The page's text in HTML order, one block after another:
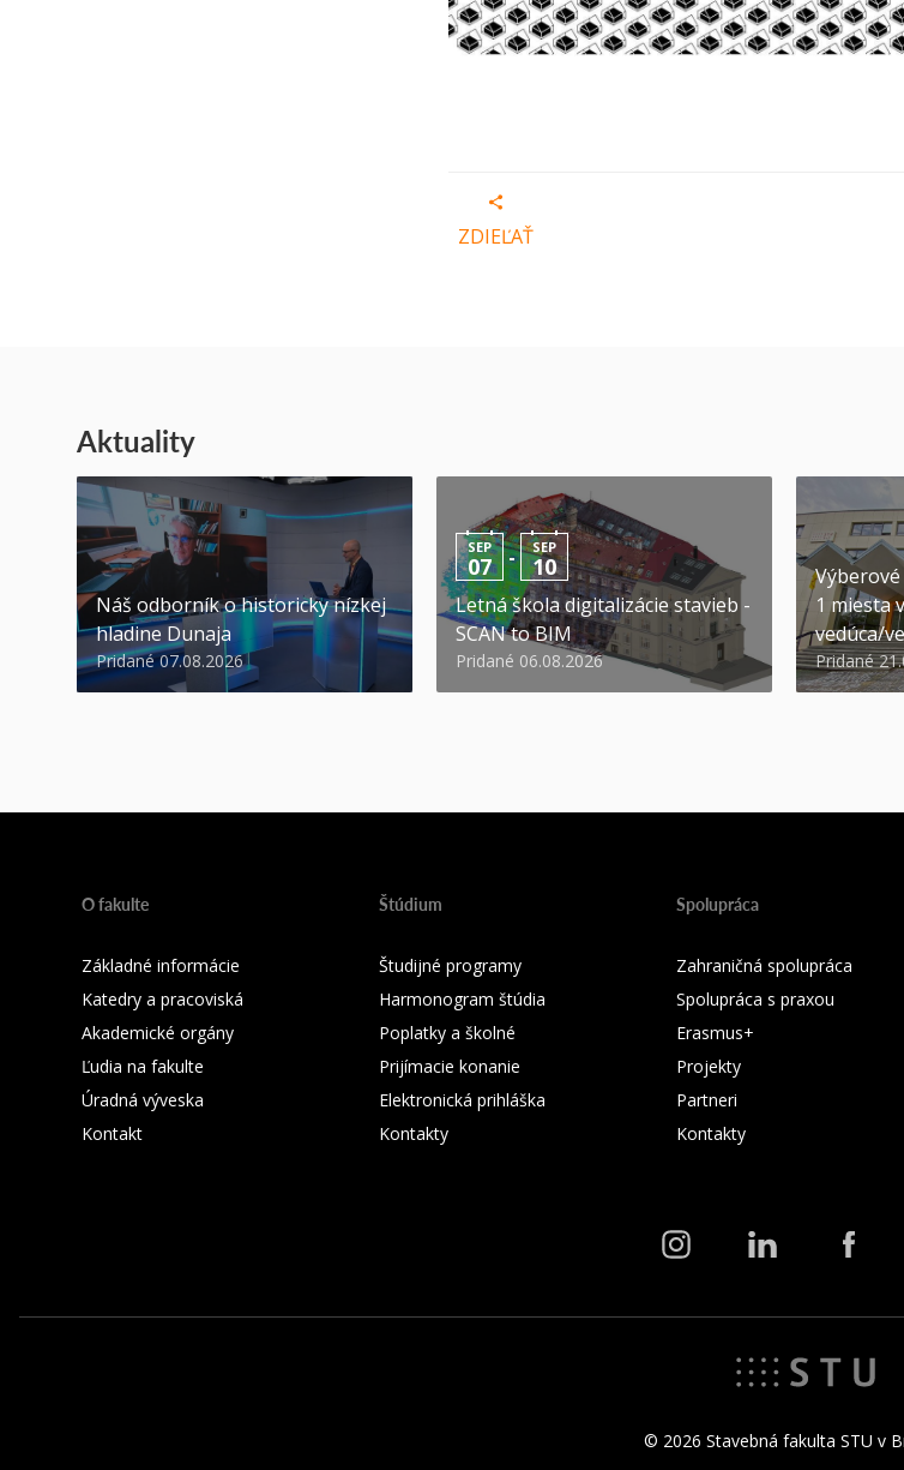
ZDIEĽAŤ
Aktuality
Náš odborník o historicky nízkej
hladine Dunaja
Pridané 07.08.2026
SEP
07 - SEP
10
Letná škola digitalizácie stavieb -
SCAN to BIM
Pridané 06.08.2026
1 miesta
vedúca/
Pridané
O fakulte
Základné informácie
Katedry a pracoviská
Akademické orgány
Ľudia na fakulte
Úradná výveska
Kontakt
Štúdium
Študijné programy
Harmonogram štúdia
Poplatky a školné
Prijímacie konanie
Elektronická prihláška
Kontakty
Spolupráca
Zahraničná spolupráca
Spolupráca s praxou
Erasmus+
Projekty
Partneri
Kontakty
© 2026 Stavebná fakulta STU v